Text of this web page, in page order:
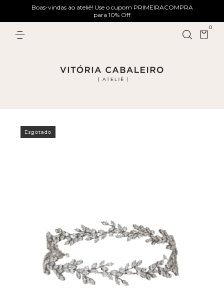
Boas-vindas ao ateliê! Use o cupom PRIMEIRACOMPRA
para 10% Off
0
Esgotado